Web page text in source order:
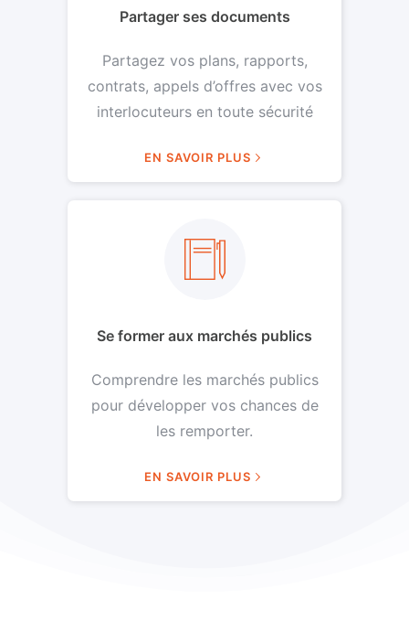
Partager ses documents
Partagez vos plans, rapports,
contrats, appels d’offres avec vos
interlocuteurs en toute sécurité
EN SAVOIR PLUS
Se former aux marchés publics
Comprendre les marchés publics
pour développer vos chances de
les remporter.
EN SAVOIR PLUS